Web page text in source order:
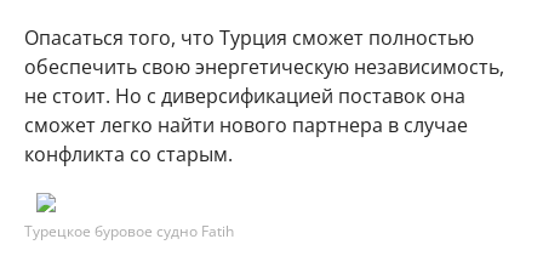
Опасаться того, что Турция сможет полностью
обеспечить свою энергетическую независимость,
не стоит. Но с диверсификацией поставок она
сможет легко найти нового партнера в случае
конфликта со старым.
Турецкое буровое судно Fatih